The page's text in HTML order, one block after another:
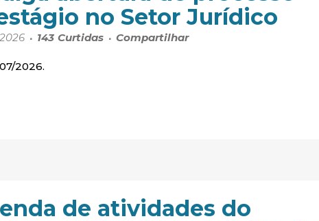
no Setor Jurídico
143 Curtidas Compartilhar
2026.
de atividades do